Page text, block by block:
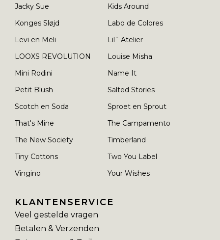
Jacky Sue
Kids Around
Konges Sløjd
Labo de Colores
Levi en Meli
Lil´ Atelier
LOOXS REVOLUTION
Louise Misha
Mini Rodini
Name It
Petit Blush
Salted Stories
Scotch en Soda
Sproet en Sprout
That's Mine
The Campamento
The New Society
Timberland
Tiny Cottons
Two You Label
Vingino
Your Wishes
KLANTENSERVICE
Veel gestelde vragen
Betalen & Verzenden